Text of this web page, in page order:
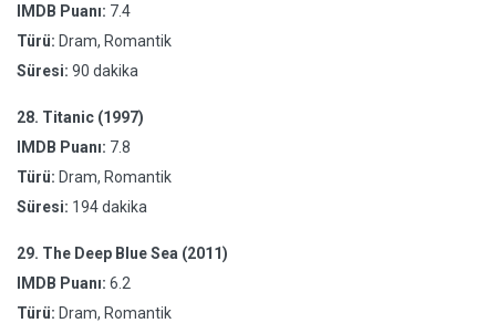
IMDB Puanı: 7.4
Türü: Dram, Romantik
Süresi: 90 dakika
28. Titanic (1997)
IMDB Puanı: 7.8
Türü: Dram, Romantik
Süresi: 194 dakika
29. The Deep Blue Sea (2011)
IMDB Puanı: 6.2
Türü: Dram, Romantik